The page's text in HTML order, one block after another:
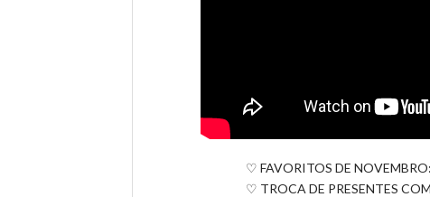
♡ FAVORITOS DE NOVEMBRO:
♡ TROCA DE PRESENTES